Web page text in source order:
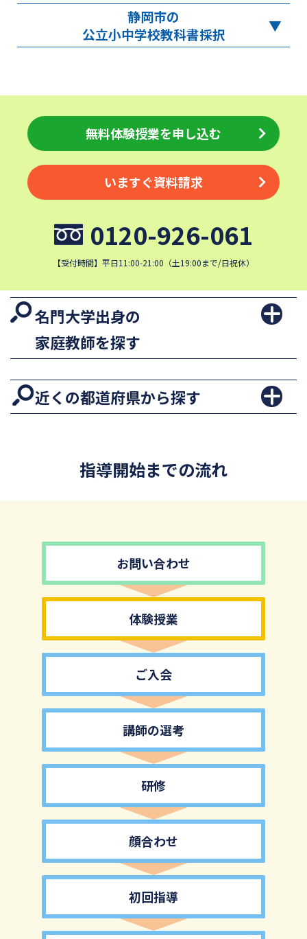
静岡市の
公立小中学校教科書採択
無料体験授業を申し込む
いますぐ資料請求
0120-926-061
【受付時間】平日11:00-21:00（土19:00まで/日祝休）
名門大学出身の
家庭教師を探す
近くの都道府県から探す
指導開始までの流れ
お問い合わせ
体験授業
ご入会
講師の選考
研修
顔合わせ
初回指導